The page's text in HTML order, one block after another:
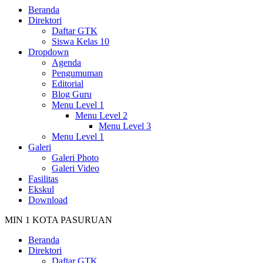
Beranda
Direktori
Daftar GTK
Siswa Kelas 10
Dropdown
Agenda
Pengumuman
Editorial
Blog Guru
Menu Level 1
Menu Level 2
Menu Level 3
Menu Level 1
Galeri
Galeri Photo
Galeri Video
Fasilitas
Ekskul
Download
MIN 1 KOTA PASURUAN
Beranda
Direktori
Daftar GTK